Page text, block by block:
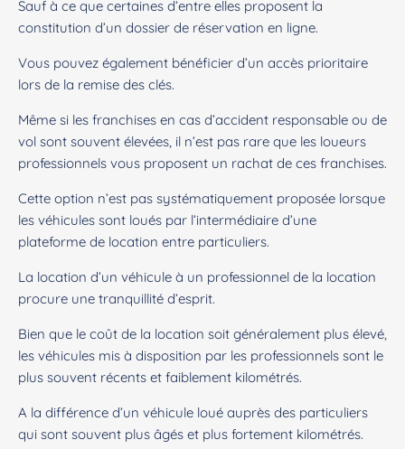
Sauf à ce que certaines d’entre elles proposent la
constitution d’un dossier de réservation en ligne.
Vous pouvez également bénéficier d’un accès prioritaire
lors de la remise des clés.
Même si les franchises en cas d’accident responsable ou de
vol sont souvent élevées, il n’est pas rare que les loueurs
professionnels vous proposent un rachat de ces franchises.
Cette option n’est pas systématiquement proposée lorsque
les véhicules sont loués par l’intermédiaire d’une
plateforme de location entre particuliers.
La location d’un véhicule à un professionnel de la location
procure une tranquillité d’esprit.
Bien que le coût de la location soit généralement plus élevé,
les véhicules mis à disposition par les professionnels sont le
plus souvent récents et faiblement kilométrés.
A la différence d’un véhicule loué auprès des particuliers
qui sont souvent plus âgés et plus fortement kilométrés.